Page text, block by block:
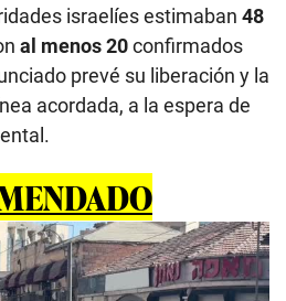
israelíes estimaban 48
al menos 20confirmados
prevé su liberación y la
acordada, a la espera de